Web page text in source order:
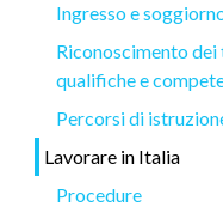
Ingresso e
Riconoscimento
qualifiche e
Percorsi di
Lavorare in Italia
Procedure